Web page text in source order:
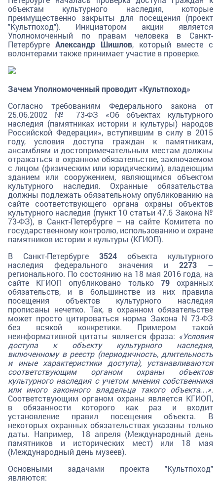
объектам культурного наследия, которые
преимущественно закрыты для посещения (проект
"Культпоход"). Инициатором акции является
Уполномоченный по правам человека в Санкт-
Петербурге Александр Шишлов, который вместе с
волонтерами также принимает участие в проверке.
Зачем Уполномоченный проводит «Культпоход»
Согласно требованиям Федерального закона от
25.06.2002 № 73-ФЗ «Об объектах культурного
наследия (памятниках истории и культуры) народов
Российской Федерации», вступившим в силу в 2015
году, условия доступа граждан к памятникам,
ансамблям и достопримечательным местам должны
отражаться в охранном обязательстве, заключаемом
с лицом (физическим или юридическим), владеющим
зданием или сооружением, являющимся объектом
культурного наследия. Охранные обязательства
должны подлежать обязательному опубликованию на
сайте соответствующего органа охраны объектов
культурного наследия (пункт 10 статьи 47.6 Закона №
73-ФЗ), в Санкт-Петербурге – на сайте Комитета по
государственному контролю, использованию и охране
памятников истории и культуры (КГИОП).
В Санкт-Петербурге 3524 объекта культурного
наследия федерального значения и 2273 –
регионального. По состоянию на 18 мая 2016 года, на
сайте КГИОП опубликовано только 79охранных
обязательств, и в большинстве из них правила
посещения объектов культурного наследия
прописаны нечетко. Так, в охранном обязательстве
может просто цитироваться норма Закона N 73-ФЗ
без всякой конкретики. Примером такой
неинформативной цитаты является фраза: «Условия
доступа к объекту культурного наследия,
включенному в реестр (периодичность, длительность
и иные характеристики доступа), устанавливаются
соответствующим органом охраны объектов
культурного наследия с учетом мнения собственника
или иного законного владельца такого объекта…».
Соответствующим органом охраны является КГИОП,
в обязанности которого как раз и входит
установление правил посещения объекта. В
некоторых охранных обязательствах указаны только
даты. Например, 18 апреля (Международный день
памятников и исторических мест) или 18 мая
(Международный день музеев).
Основными задачами проекта "Культпоход"
являются: